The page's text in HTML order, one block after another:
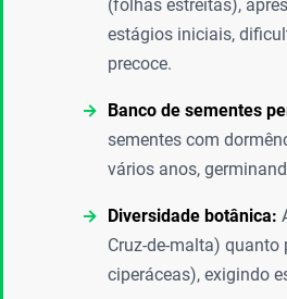
(folhas estreitas),
estágios iniciais,
precoce.
Banco de sementes
sementes com
vários anos,
Diversidade botânica:
Cruz-de-malta)
ciperáceas), exigindo